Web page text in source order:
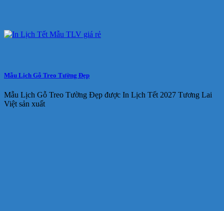
Mẫu Lịch Gỗ Treo Tường Đẹp
Mẫu Lịch Gỗ Treo Tường Đẹp được In Lịch Tết 2027 Tương Lai
Việt sản xuất